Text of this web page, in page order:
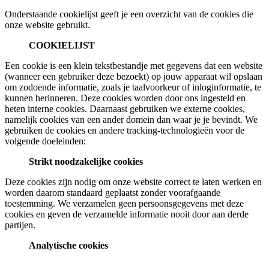
Onderstaande cookielijst geeft je een overzicht van de cookies die
onze website gebruikt.
COOKIELIJST
Een cookie is een klein tekstbestandje met gegevens dat een website
(wanneer een gebruiker deze bezoekt) op jouw apparaat wil opslaan
om zodoende informatie, zoals je taalvoorkeur of inloginformatie, te
kunnen herinneren. Deze cookies worden door ons ingesteld en
heten interne cookies. Daarnaast gebruiken we externe cookies,
namelijk cookies van een ander domein dan waar je je bevindt. We
gebruiken de cookies en andere tracking-technologieën voor de
volgende doeleinden:
Strikt noodzakelijke cookies
Deze cookies zijn nodig om onze website correct te laten werken en
worden daarom standaard geplaatst zonder voorafgaande
toestemming. We verzamelen geen persoonsgegevens met deze
cookies en geven de verzamelde informatie nooit door aan derde
partijen.
Analytische cookies